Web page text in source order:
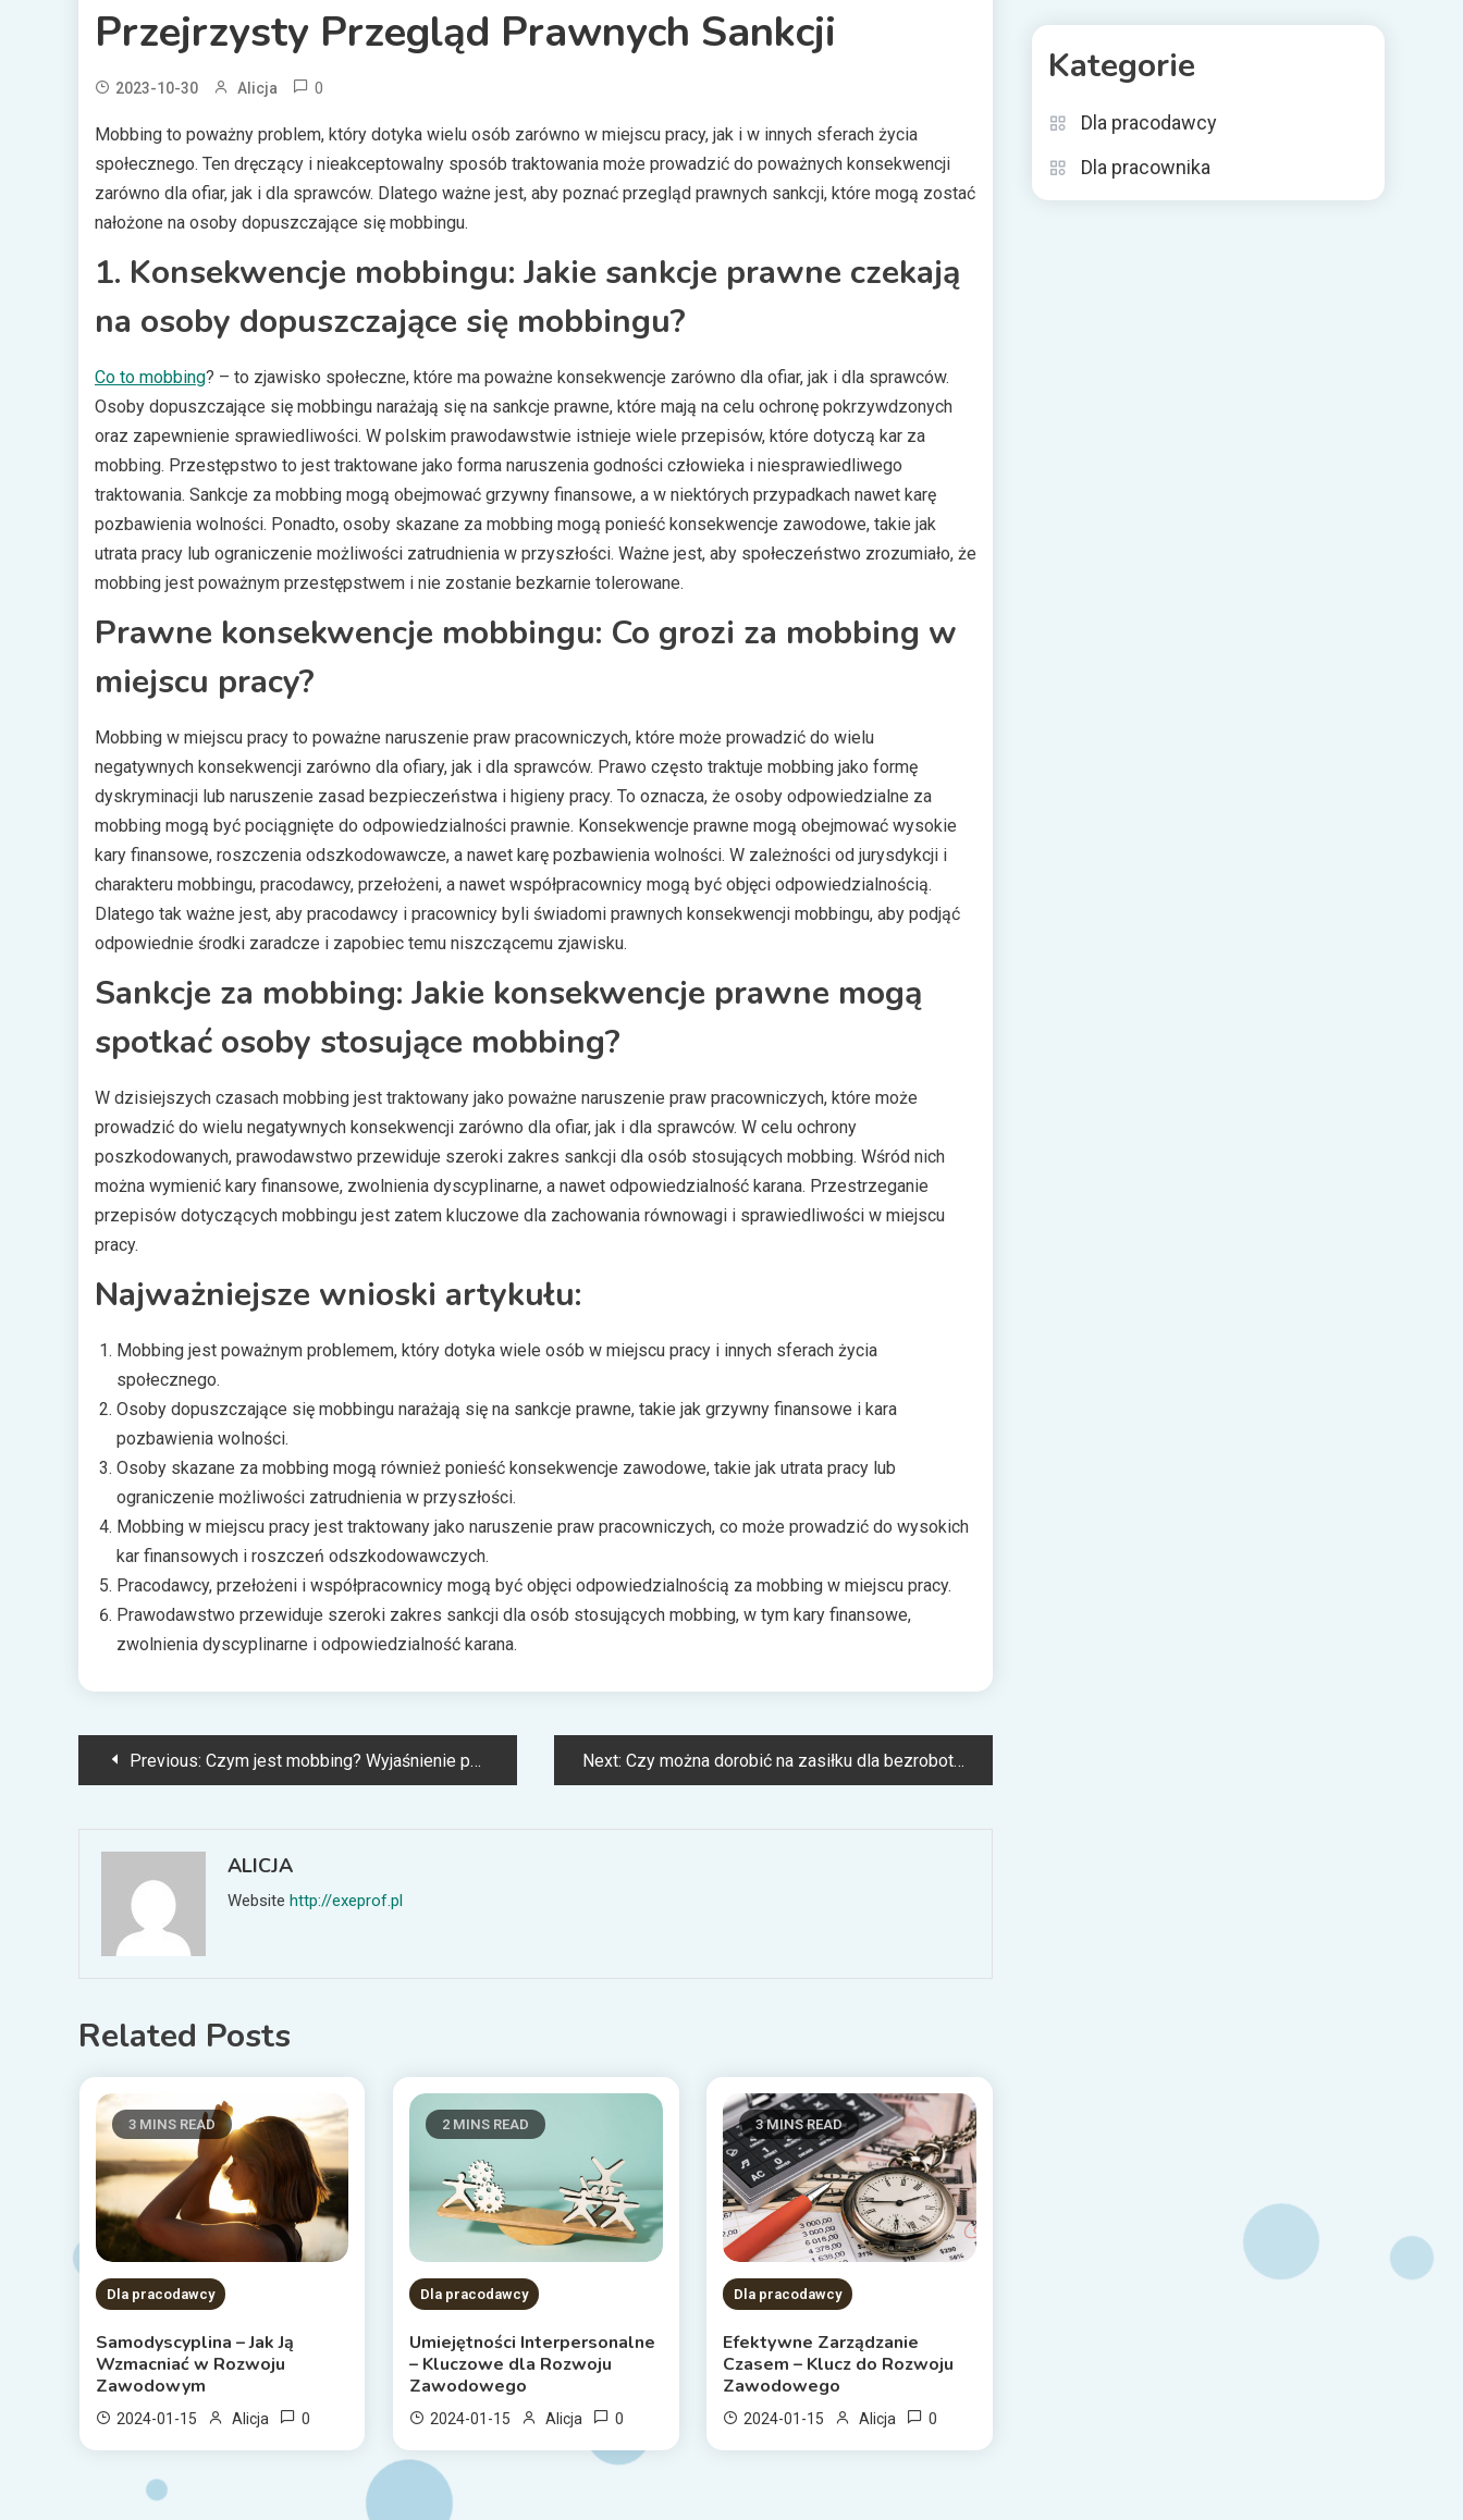
Przejrzysty Przegląd Prawnych Sankcji
2023-10-30 Alicja 0
Mobbing to poważny problem, który dotyka wielu osób zarówno w miejscu pracy, jak i w innych sferach życia
społecznego. Ten dręczący i nieakceptowalny sposób traktowania może prowadzić do poważnych konsekwencji
zarówno dla ofiar, jak i dla sprawców. Dlatego ważne jest, aby poznać przegląd prawnych sankcji, które mogą zostać
nałożone na osoby dopuszczające się mobbingu.
1. Konsekwencje mobbingu: Jakie sankcje prawne czekają
na osoby dopuszczające się mobbingu?
Co to mobbing? – to zjawisko społeczne, które ma poważne konsekwencje zarówno dla ofiar, jak i dla sprawców.
Osoby dopuszczające się mobbingu narażają się na sankcje prawne, które mają na celu ochronę pokrzywdzonych
oraz zapewnienie sprawiedliwości. W polskim prawodawstwie istnieje wiele przepisów, które dotyczą kar za
mobbing. Przestępstwo to jest traktowane jako forma naruszenia godności człowieka i niesprawiedliwego
traktowania. Sankcje za mobbing mogą obejmować grzywny finansowe, a w niektórych przypadkach nawet karę
pozbawienia wolności. Ponadto, osoby skazane za mobbing mogą ponieść konsekwencje zawodowe, takie jak
utrata pracy lub ograniczenie możliwości zatrudnienia w przyszłości. Ważne jest, aby społeczeństwo zrozumiało, że
mobbing jest poważnym przestępstwem i nie zostanie bezkarnie tolerowane.
Prawne konsekwencje mobbingu: Co grozi za mobbing w
miejscu pracy?
Mobbing w miejscu pracy to poważne naruszenie praw pracowniczych, które może prowadzić do wielu
negatywnych konsekwencji zarówno dla ofiary, jak i dla sprawców. Prawo często traktuje mobbing jako formę
dyskryminacji lub naruszenie zasad bezpieczeństwa i higieny pracy. To oznacza, że osoby odpowiedzialne za
mobbing mogą być pociągnięte do odpowiedzialności prawnie. Konsekwencje prawne mogą obejmować wysokie
kary finansowe, roszczenia odszkodowawcze, a nawet karę pozbawienia wolności. W zależności od jurysdykcji i
charakteru mobbingu, pracodawcy, przełożeni, a nawet współpracownicy mogą być objęci odpowiedzialnością.
Dlatego tak ważne jest, aby pracodawcy i pracownicy byli świadomi prawnych konsekwencji mobbingu, aby podjąć
odpowiednie środki zaradcze i zapobiec temu niszczącemu zjawisku.
Sankcje za mobbing: Jakie konsekwencje prawne mogą
spotkać osoby stosujące mobbing?
W dzisiejszych czasach mobbing jest traktowany jako poważne naruszenie praw pracowniczych, które może
prowadzić do wielu negatywnych konsekwencji zarówno dla ofiar, jak i dla sprawców. W celu ochrony
poszkodowanych, prawodawstwo przewiduje szeroki zakres sankcji dla osób stosujących mobbing. Wśród nich
można wymienić kary finansowe, zwolnienia dyscyplinarne, a nawet odpowiedzialność karana. Przestrzeganie
przepisów dotyczących mobbingu jest zatem kluczowe dla zachowania równowagi i sprawiedliwości w miejscu
pracy.
Najważniejsze wnioski artykułu:
Mobbing jest poważnym problemem, który dotyka wiele osób w miejscu pracy i innych sferach życia
społecznego.
Osoby dopuszczające się mobbingu narażają się na sankcje prawne, takie jak grzywny finansowe i kara
pozbawienia wolności.
Osoby skazane za mobbing mogą również ponieść konsekwencje zawodowe, takie jak utrata pracy lub
ograniczenie możliwości zatrudnienia w przyszłości.
Mobbing w miejscu pracy jest traktowany jako naruszenie praw pracowniczych, co może prowadzić do wysokich
kar finansowych i roszczeń odszkodowawczych.
Pracodawcy, przełożeni i współpracownicy mogą być objęci odpowiedzialnością za mobbing w miejscu pracy.
Prawodawstwo przewiduje szeroki zakres sankcji dla osób stosujących mobbing, w tym kary finansowe,
zwolnienia dyscyplinarne i odpowiedzialność karana.
Nawigacja
Previous: Czym jest mobbing? Wyjaśnienie pojęcia i jego konsekwencje Next: Czy można dorobić na zasiłku dla bezrobotnych?
ALICJA
Website http://exeprof.pl
Related Posts
3 MINS READ
Dla pracodawcy
Samodyscyplina – Jak Ją
Wzmacniać w Rozwoju
Zawodowym
2024-01-15 Alicja 0
2 MINS READ
Dla pracodawcy
Umiejętności Interpersonalne
– Kluczowe dla Rozwoju
Zawodowego
2024-01-15 Alicja 0
3 MINS READ
Dla pracodawcy
Efektywne Zarządzanie
Czasem – Klucz do Rozwoju
Zawodowego
2024-01-15 Alicja 0
Kategorie
Dla pracodawcy
Dla pracownika